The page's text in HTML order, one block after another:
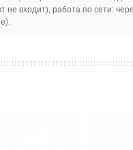
входит), работа по сети: